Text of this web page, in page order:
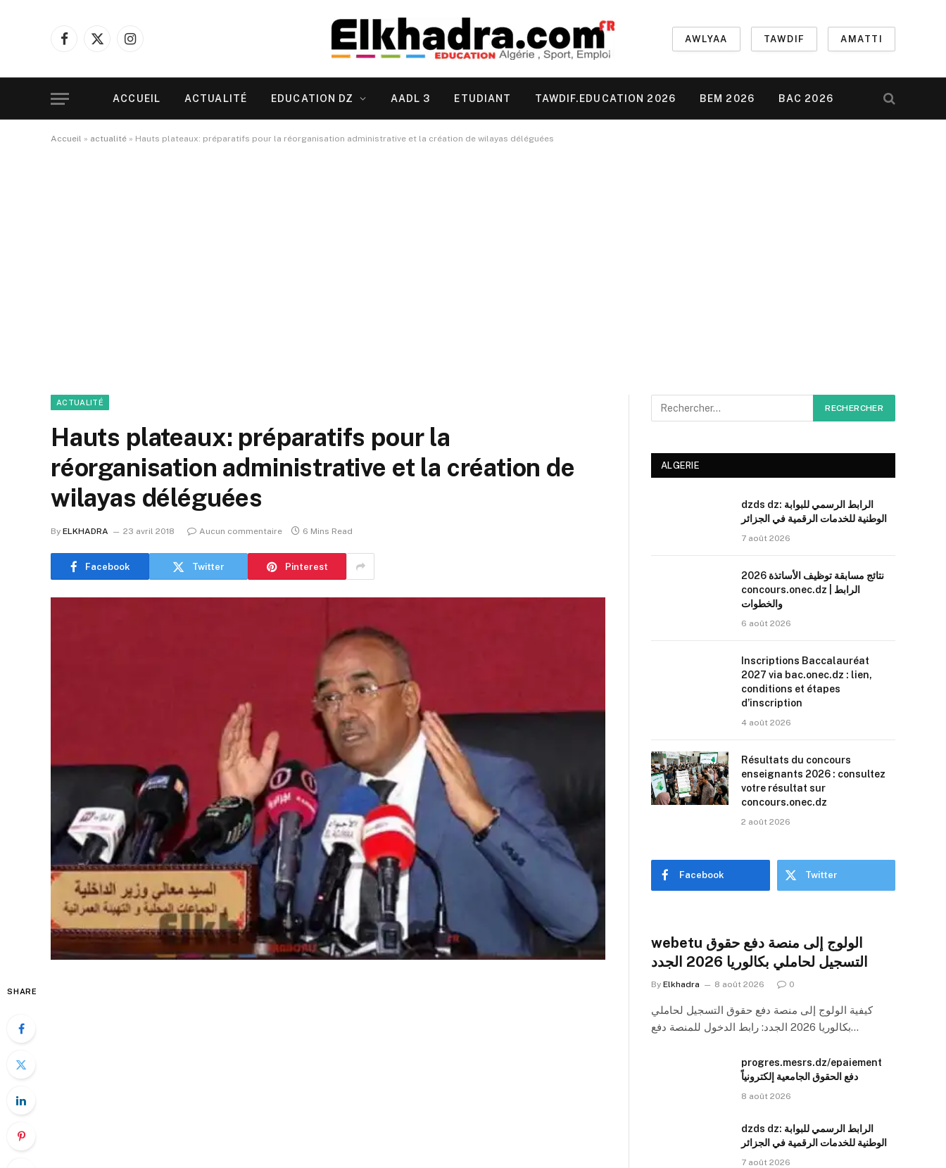
Facebook
X
Instagram
AWLYAA TAWDIF AMATTI
ACCUEIL ACTUALITÉ EDUCATION DZ AADL 3 ETUDIANT TAWDIF.EDUCATION 2026 BEM 2026 BAC 2026
Accueil » actualité » Hauts plateaux: préparatifs pour la réorganisation administrative et la création de wilayas déléguées
ACTUALITÉ
Hauts plateaux: préparatifs pour la
réorganisation administrative et la création de
wilayas déléguées
By ELKHADRA 23 avril 2018 Aucun commentaire 6 Mins Read
Facebook Twitter Pinterest
SHARE
ALGERIE
dzds dz: الرابط الرسمي للبوابة
الوطنية للخدمات الرقمية في الجزائر
7 août 2026
نتائج مسابقة توظيف الأساتذة 2026
concours.onec.dz | الرابط
والخطوات
6 août 2026
Inscriptions Baccalauréat
2027 via bac.onec.dz : lien,
conditions et étapes
d’inscription
4 août 2026
Résultats du concours
enseignants 2026 : consultez
votre résultat sur
concours.onec.dz
2 août 2026
Facebook Twitter
webetu الولوج إلى منصة دفع حقوق
التسجيل لحاملي بكالوريا 2026 الجدد
By Elkhadra 8 août 2026 0
كيفية الولوج إلى منصة دفع حقوق التسجيل لحاملي
بكالوريا 2026 الجدد: رابط الدخول للمنصة دفع…
progres.mesrs.dz/epaiement
دفع الحقوق الجامعية إلكترونياً
8 août 2026
dzds dz: الرابط الرسمي للبوابة
الوطنية للخدمات الرقمية في الجزائر
7 août 2026